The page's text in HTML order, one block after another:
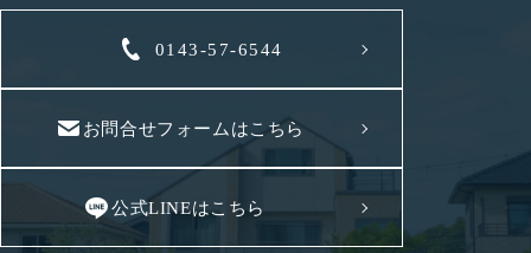
0143-57-6544
お問合せフォームはこちら
公式LINEはこちら